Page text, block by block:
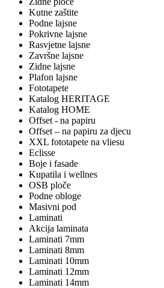
Kutne zaštite
Podne lajsne
Pokrivne lajsne
Rasvjetne lajsne
Završne lajsne
Zidne lajsne
Plafon lajsne
Fototapete
Katalog HERITAGE
Katalog HOME
Offset - na papiru
Offset – na papiru za djecu
XXL fototapete na vliesu
Eclisse
Boje i fasade
Kupatila i wellnes
OSB ploče
Podne obloge
Masivni pod
Laminati
Akcija laminata
Laminati 7mm
Laminati 8mm
Laminati 10mm
Laminati 12mm
Laminati 14mm